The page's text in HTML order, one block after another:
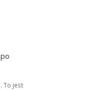
To jest